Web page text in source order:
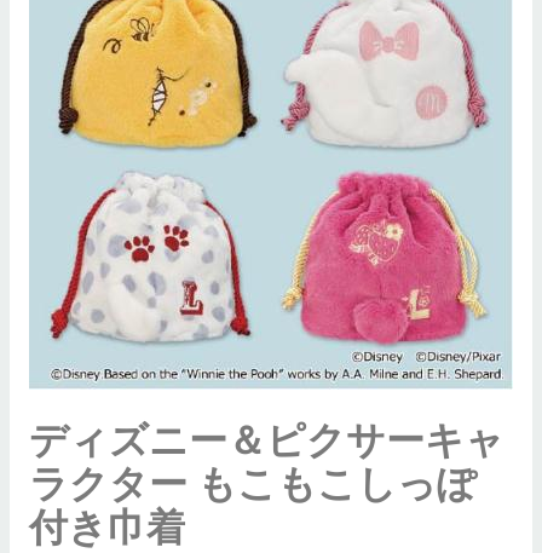
ディズニー＆ピクサーキャ
ラクター もこもこしっぽ
付き巾着